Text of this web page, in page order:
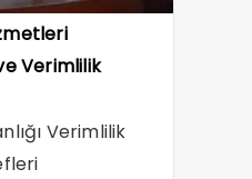
Verimlilik
Verimlilik